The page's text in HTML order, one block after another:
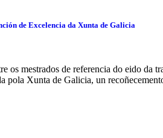
de Excelencia da Xunta de Galicia
mestrados de referencia do eido da
Xunta de Galicia, un